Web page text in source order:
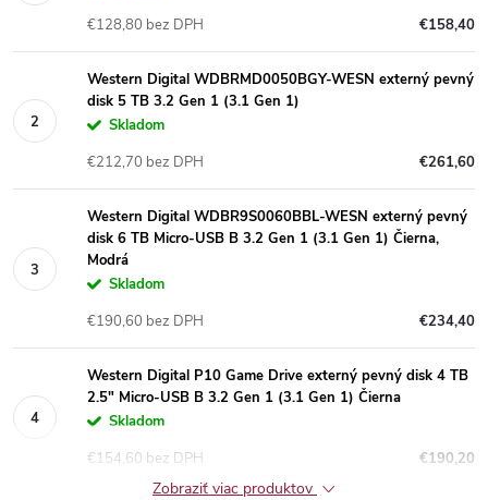
€158,40
€128,80 bez DPH
Western Digital WDBRMD0050BGY-WESN externý pevný
disk 5 TB 3.2 Gen 1 (3.1 Gen 1)
Skladom
€261,60
€212,70 bez DPH
Western Digital WDBR9S0060BBL-WESN externý pevný
disk 6 TB Micro-USB B 3.2 Gen 1 (3.1 Gen 1) Čierna,
Modrá
Skladom
€234,40
€190,60 bez DPH
Western Digital P10 Game Drive externý pevný disk 4 TB
2.5" Micro-USB B 3.2 Gen 1 (3.1 Gen 1) Čierna
Skladom
€190,20
€154,60 bez DPH
Zobraziť viac produktov